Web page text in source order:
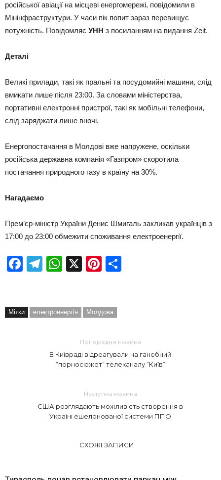
російської авіації на місцеві енергомережі, повідомили в
Мінінфраструктури. У часи пік попит зараз перевищує
потужність. Повідомляє УНН з посиланням на видання Zeit.
Деталі
Великі прилади, такі як пральні та посудомийні машини, слід
вмикати лише після 23:00. За словами міністерства,
портативні електронні пристрої, такі як мобільні телефони,
слід заряджати лише вночі.
Енергопостачання в Молдові вже напружене, оскільки
російська державна компанія «Газпром» скоротила
постачання природного газу в країну на 30%.
Нагадаємо
Прем’єр-міністр України Денис Шмигаль закликав українців з
17:00 до 23:00 обмежити споживання електроенергії.
Facebook
Telegram
WhatsApp
X Pinterest
Мітки електроенергія Молдова
Попередня новина
В Київраді відреагували на ганебний
“порносюжет” телеканалу “Київ”
Наступна новина
США розглядають можливість створення в
Україні ешелонованої системи ППО
СХОЖІ ЗАПИСИ